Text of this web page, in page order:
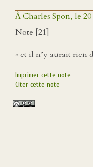
À Charles Spon, le
Note [21]
« et il n’y aurait rien
Imprimer cette note
Citer cette note